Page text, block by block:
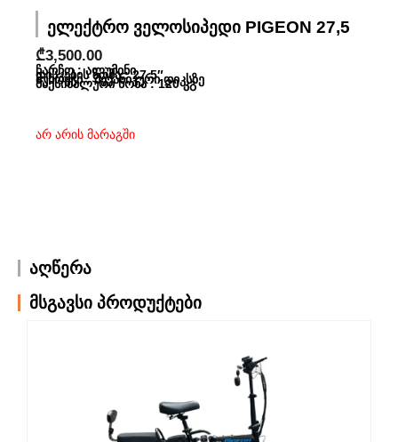
ელექტრო ველოსიპედი PIGEON 27,5
₾3,500.00
ჩარჩო : ალუმინი
დისკების ზომა : 27,5″
მუხრუჭი : მექანიკური დიკსზე
მაქსიმალური წონა : 120 კგ
არ არის მარაგში
აღწერა
მსგავსი პროდუქტები